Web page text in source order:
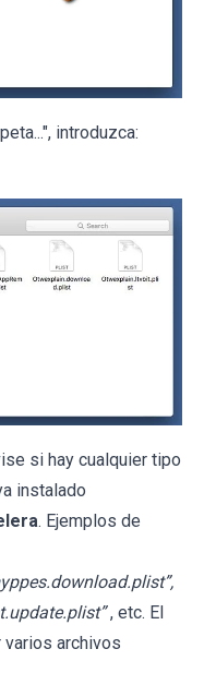
introduzca:
si hay cualquier tipo
instalado
. Ejemplos de
, etc. El
archivos